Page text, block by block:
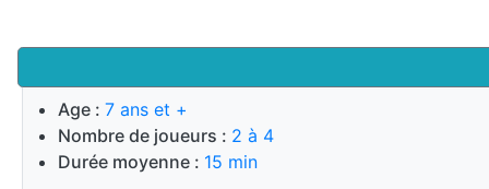
Age : 7 ans et +
Nombre de joueurs : 2 à 4
Durée moyenne : 15 min